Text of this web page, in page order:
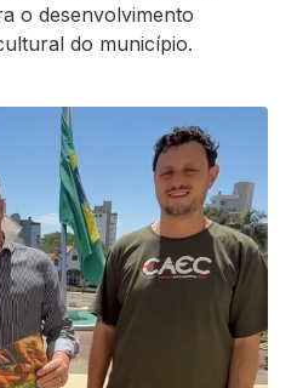
o desenvolvimento
do município.